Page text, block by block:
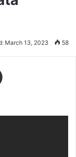
March 13, 2023 58